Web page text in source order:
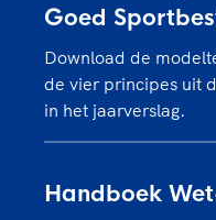
Goed
Download de
de vier principes uit
in het jaarverslag.
Handboek